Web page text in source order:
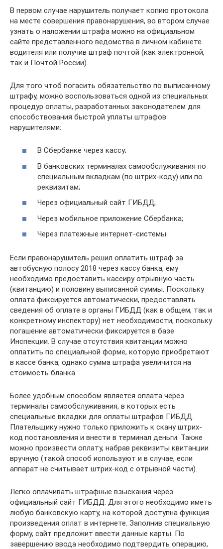
В первом случае нарушитель получает копию протокола
на месте совершения правонарушения, во втором случае
узнать о наложении штрафа можно на официальном
сайте представленного ведомства в личном кабинете
водителя или получив штраф почтой (как электронной,
так и Почтой России).
Для того чтоб погасить обязательство по выписанному
штрафу, можно воспользоваться одной из специальных
процедур оплаты, разработанных законодателем для
способствования быстрой уплаты штрафов
нарушителями:
В Сбербанке через кассу;
В банковских терминалах самообслуживания по
специальным вкладкам (по штрих-коду) или по
реквизитам;
Через официальный сайт ГИБДД;
Через мобильное приложение Сбербанка;
Через платежные интернет-системы.
Если правонарушитель решил оплатить штраф за
автобусную полосу 2018 через кассу банка, ему
необходимо предоставить кассиру отрывную часть
(квитанцию) и половину выписанной суммы. Поскольку
оплата фиксируется автоматически, предоставлять
сведения об оплате в органы ГИБДД (как в общем, так и
конкретному инспектору) нет необходимости, поскольку
погашение автоматически фиксируется в базе
Инспекции. В случае отсутствия квитанции можно
оплатить по специальной форме, которую приобретают
в кассе банка, однако сумма штрафа увеличится на
стоимость бланка.
Более удобным способом является оплата через
терминалы самообслуживания, в которых есть
специальные вкладки для оплаты штрафов ГИБДД.
Плательщику нужно только приложить к скану штрих-
код постановления и внести в терминал деньги. Также
можно произвести оплату, набрав реквизиты квитанции
вручную (такой способ используют и в случае, если
аппарат не считывает штрих-код с отрывной части).
Легко оплачивать штрафные взыскания через
официальный сайт ГИБДД. Для этого необходимо иметь
любую банковскую карту, на которой доступна функция
произведения оплат в интернете. Заполнив специальную
форму, сайт предложит ввести данные карты. По
завершению ввода необходимо подтвердить операцию,